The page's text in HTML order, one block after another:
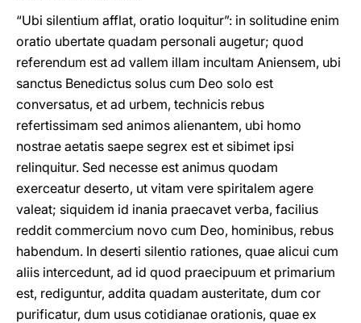
“Ubi silentium afflat, oratio loquitur”: in solitudine enim
oratio ubertate quadam personali augetur; quod
referendum est ad vallem illam incultam Aniensem, ubi
sanctus Benedictus solus cum Deo solo est
conversatus, et ad urbem, technicis rebus
refertissimam sed animos alienantem, ubi homo
nostrae aetatis saepe segrex est et sibimet ipsi
relinquitur. Sed necesse est animus quodam
exerceatur deserto, ut vitam vere spiritalem agere
valeat; siquidem id inania praecavet verba, facilius
reddit commercium novo cum Deo, hominibus, rebus
habendum. In deserti silentio rationes, quae alicui cum
aliis intercedunt, ad id quod praecipuum et primarium
est, rediguntur, addita quadam austeritate, dum cor
purificatur, dum usus cotidianae orationis, quae ex